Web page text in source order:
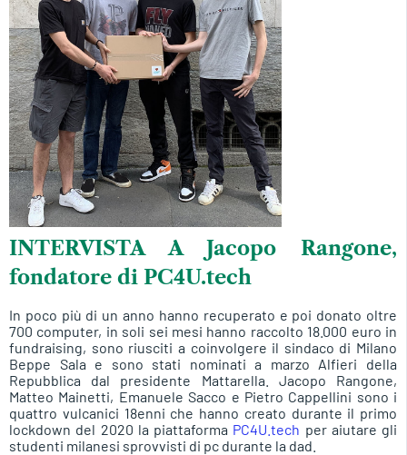
INTERVISTA A Jacopo Rangone,
fondatore di PC4U.tech
In poco più di un anno hanno recuperato e poi donato oltre
700 computer, in soli sei mesi hanno raccolto 18.000 euro in
fundraising, sono riusciti a coinvolgere il sindaco di Milano
Beppe Sala e sono stati nominati a marzo Alfieri della
Repubblica dal presidente Mattarella. Jacopo Rangone,
Matteo Mainetti, Emanuele Sacco e Pietro Cappellini sono i
quattro vulcanici 18enni che hanno creato durante il primo
lockdown del 2020 la piattaforma PC4U.tech per aiutare gli
studenti milanesi sprovvisti di pc durante la dad.